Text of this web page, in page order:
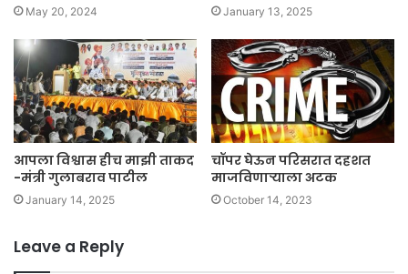
May 20, 2024 January 13, 2025
आपला विश्वास हीच माझी ताकद
-मंत्री गुलाबराव पाटील
January 14, 2025
चॉपर घेऊन परिसरात दहशत
माजविणाऱ्याला अटक
October 14, 2023
Leave a Reply